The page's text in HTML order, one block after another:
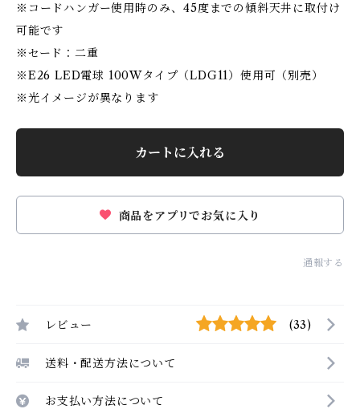
※コードハンガー使用時のみ、45度までの傾斜天井に取付け
可能です
※セード：二重
※E26 LED電球 100Wタイプ（LDG11）使用可（別売）
※光イメージが異なります
カートに入れる
商品をアプリでお気に入り
通報する
レビュー (33)
送料・配送方法について
お支払い方法について